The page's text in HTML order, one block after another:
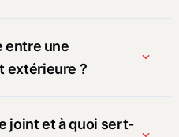
entre une
extérieure ?
joint et à quoi sert-